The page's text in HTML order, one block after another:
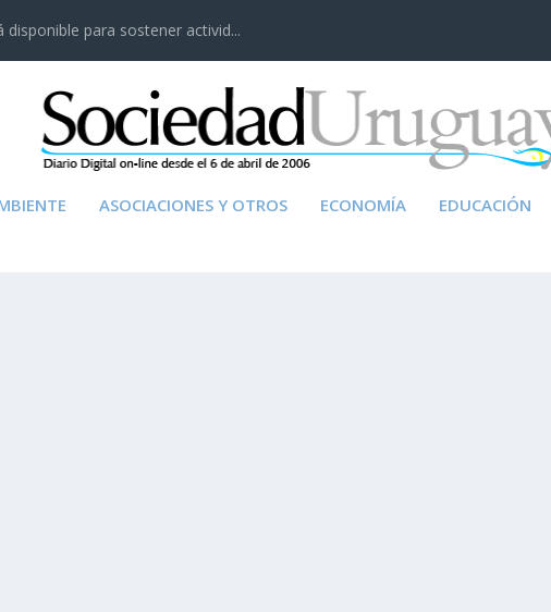
disponible para sostener activid...
ASOCIACIONES Y OTROS ECONOMÍA EDUCACIÓN